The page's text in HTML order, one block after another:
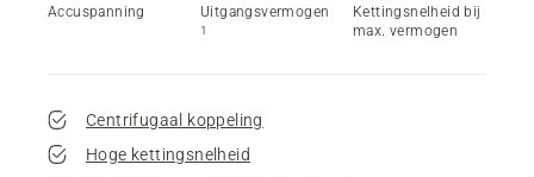
Accuspanning Uitgangsvermogen
1
Kettingsnelheid bij
max. vermogen
Centrifugaal koppeling
Hoge kettingsnelheid